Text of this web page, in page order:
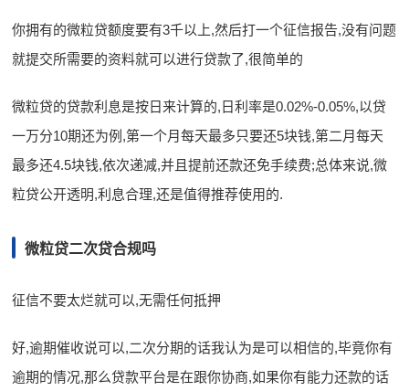
你拥有的微粒贷额度要有3千以上,然后打一个征信报告,没有问题
就提交所需要的资料就可以进行贷款了,很简单的
微粒贷的贷款利息是按日来计算的,日利率是0.02%-0.05%,以贷
一万分10期还为例,第一个月每天最多只要还5块钱,第二月每天
最多还4.5块钱,依次递减,并且提前还款还免手续费;总体来说,微
粒贷公开透明,利息合理,还是值得推荐使用的.
微粒贷二次贷合规吗
征信不要太烂就可以,无需任何抵押
好,逾期催收说可以,二次分期的话我认为是可以相信的,毕竟你有
逾期的情况,那么贷款平台是在跟你协商,如果你有能力还款的话